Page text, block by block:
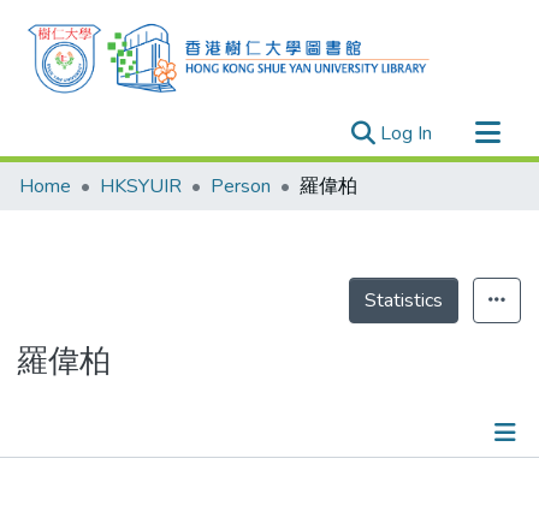
Log In (current)
Research Outputs
Theses
Home HKSYUIR Person 羅偉柏
Statistics
羅偉柏